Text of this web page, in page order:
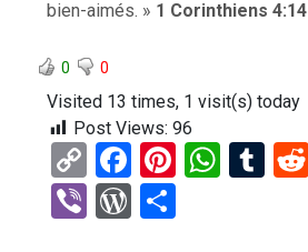
bien-aimés. » 1 Corinthiens 4:14
0 0
Visited 13 times, 1 visit(s) today
Post Views: 96
C
o
py
F
a
ce
Pi W T
Vi W